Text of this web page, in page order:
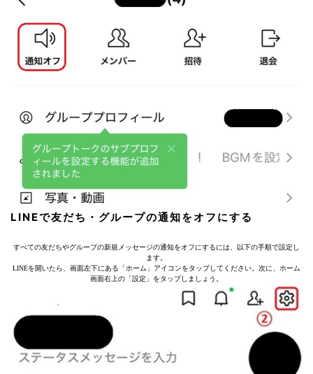
LINEで友だち・グループの通知をオフにする
すべての友だちやグループの新規メッセージの通知をオフにするには、以下の手順で設定し
ます。
LINEを開いたら、画面左下にある「ホーム」アイコンをタップしてください。次に、ホーム
画面右上の「設定」をタップしましょう。